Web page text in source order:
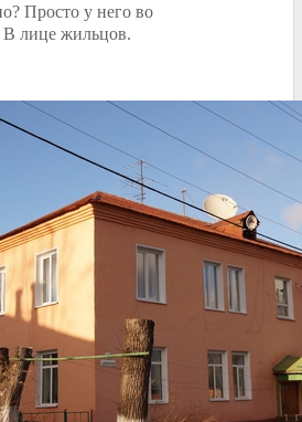
Просто у него во
В лице жильцов.